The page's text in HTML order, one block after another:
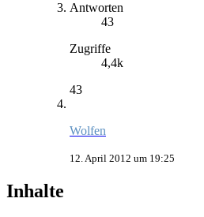
Antworten
43
Zugriffe
4,4k
43
Wolfen
12. April 2012 um 19:25
Inhalte